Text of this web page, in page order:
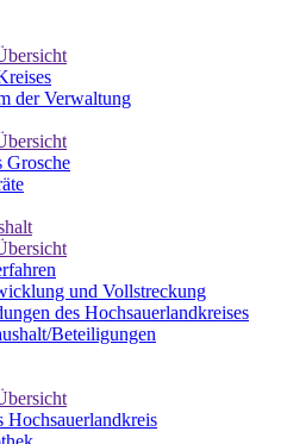
der Verwaltung
Grosche
und Vollstreckung
des Hochsauerlandkreises
Beteiligungen
Hochsauerlandkreis